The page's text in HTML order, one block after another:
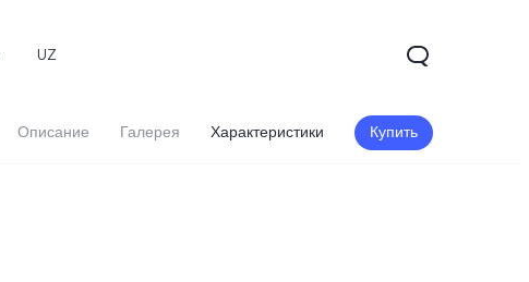
UZ
Описание Галерея Характеристики Купить